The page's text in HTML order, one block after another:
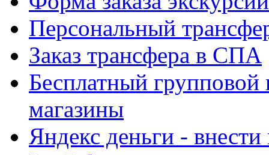
Персональный
Заказ трансфера в СПА
Бесплатный
магазины
Яндекс деньги - внести